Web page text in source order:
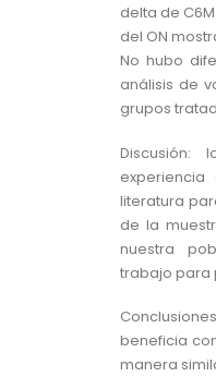
delta de
del ON
No hubo
análisis de
grupos
Discusión:
literatura
de la
nuestra
trabajo para
beneficia
manera